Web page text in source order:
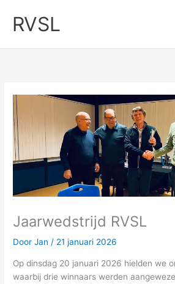
naar
inhoud
RVSL
Jaarwedstrijd RVSL
DoorJan / 21 januari 2026
Op dinsdag 20 januari 2026 hielden we
waarbij drie winnaars werden